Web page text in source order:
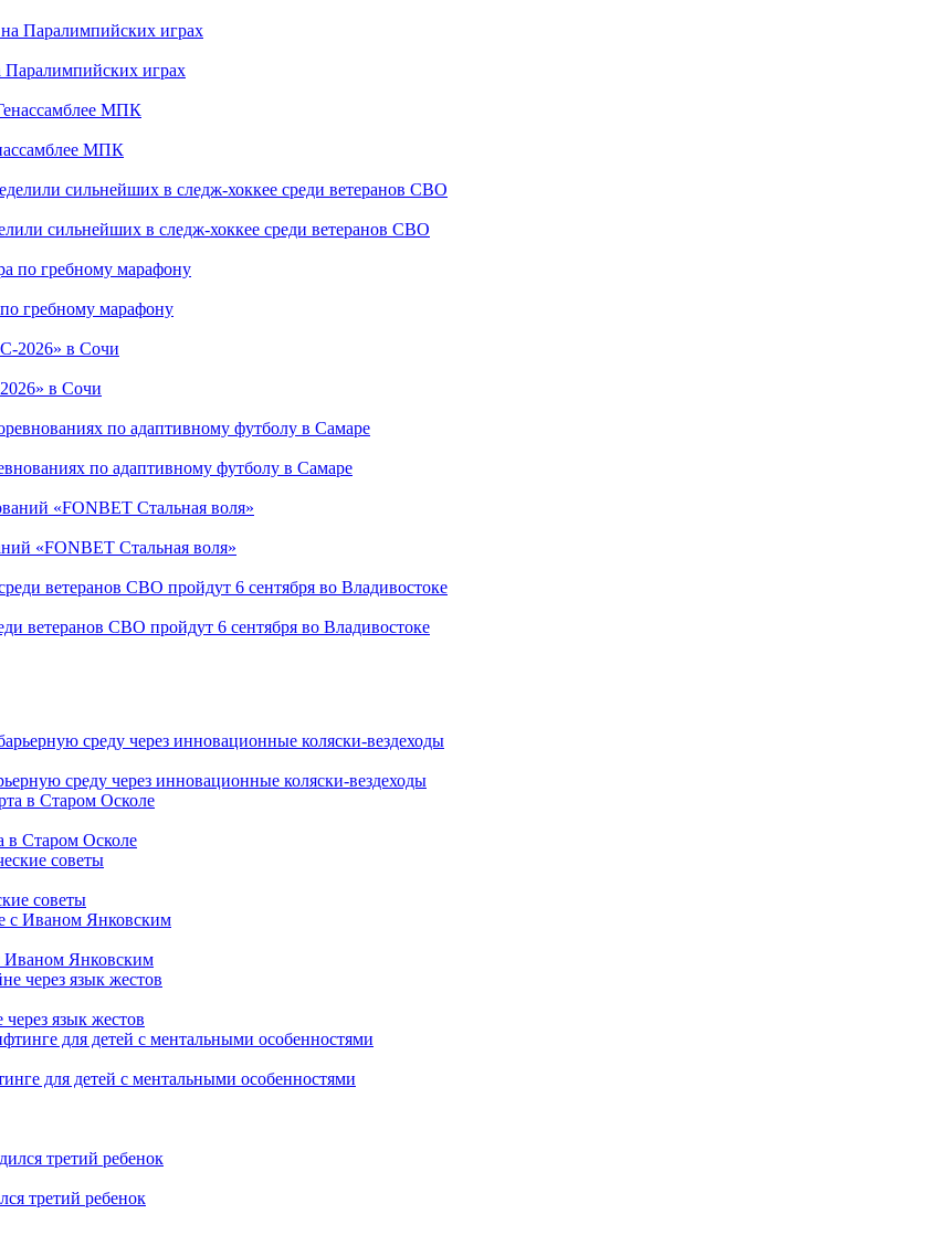
играх
МПК
сильнейших в следж-хоккее среди ветеранов СВО
гребному марафону
в Сочи
по адаптивному футболу в Самаре
«FONBET Стальная воля»
ветеранов СВО пройдут 6 сентября во Владивостоке
среду через инновационные коляски-вездеходы
в Старом Осколе
советы
Иваном Янковским
язык жестов
для детей с ментальными особенностями
третий ребенок